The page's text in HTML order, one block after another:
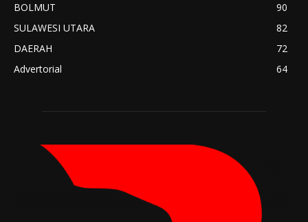
BOLMUT
90
SULAWESI UTARA
82
DAERAH
72
Advertorial
64